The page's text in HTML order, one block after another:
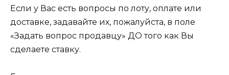
Если у Вас есть вопросы по лоту, оплате или
доставке, задавайте их, пожалуйста, в поле
«Задать вопрос продавцу» ДО того как Вы
сделаете ставку.